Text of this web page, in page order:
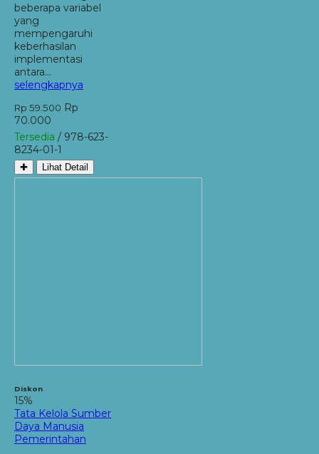
beberapa variabel
yang
mempengaruhi
keberhasilan
implementasi
antara…
selengkapnya
Rp 59.500 Rp
70.000
Tersedia / 978-623-
8234-01-1
✚ Lihat Detail
Diskon
15%
Tata Kelola Sumber
Daya Manusia
Pemerintahan